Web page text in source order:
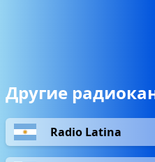
Другие
Radio Latina